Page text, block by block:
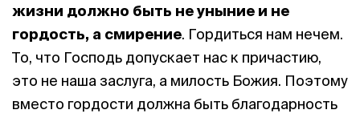
жизни должно быть не уныние и не
гордость, а смирение. Гордиться нам нечем.
То, что Господь допускает нас к причастию,
это не наша заслуга, а милость Божия. Поэтому
вместо гордости должна быть благодарность